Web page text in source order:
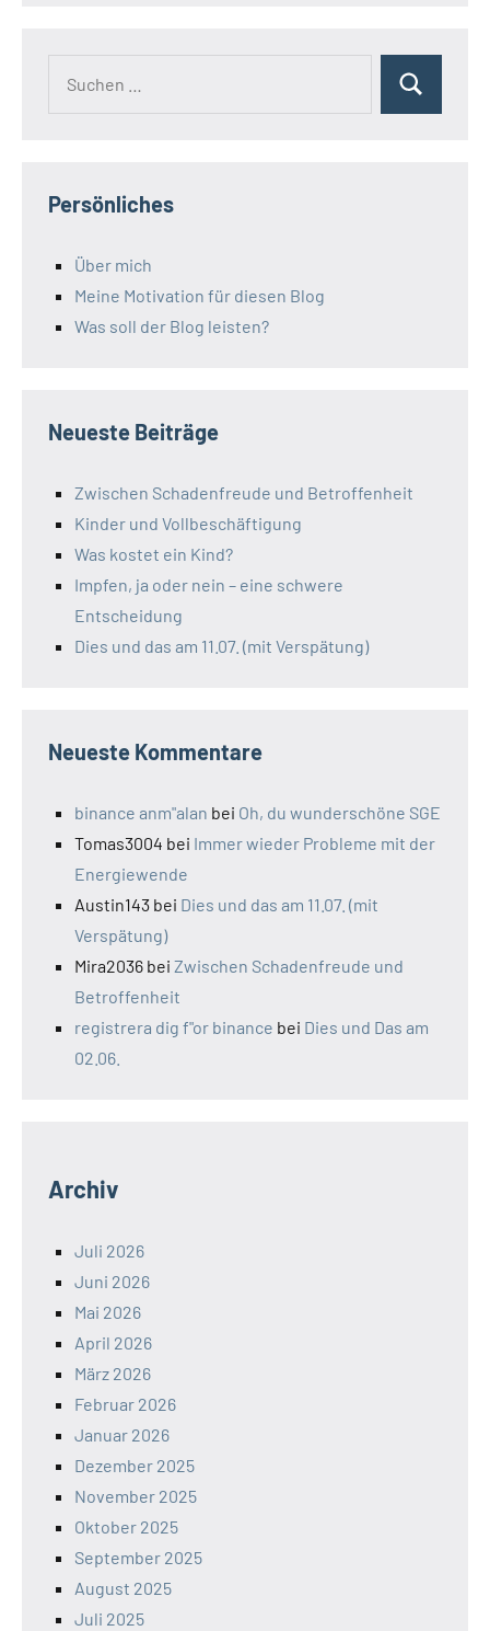
Suchen
Persönliches
Über mich
Meine Motivation für diesen Blog
Was soll der Blog leisten?
Neueste Beiträge
Zwischen Schadenfreude und Betroffenheit
Kinder und Vollbeschäftigung
Was kostet ein Kind?
Impfen, ja oder nein – eine schwere
Entscheidung
Dies und das am 11.07. (mit Verspätung)
Neueste Kommentare
binance anm"alan bei Oh, du wunderschöne SGE
Tomas3004 bei Immer wieder Probleme mit der
Energiewende
Austin143 bei Dies und das am 11.07. (mit
Verspätung)
Mira2036 bei Zwischen Schadenfreude und
Betroffenheit
registrera dig f"or binance bei Dies und Das am
02.06.
Archiv
Juli 2026
Juni 2026
Mai 2026
April 2026
März 2026
Februar 2026
Januar 2026
Dezember 2025
November 2025
Oktober 2025
September 2025
August 2025
Juli 2025